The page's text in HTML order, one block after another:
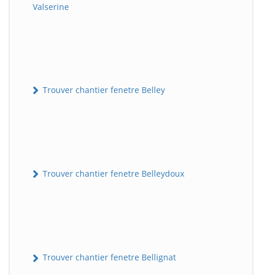
Valserine
Trouver chantier fenetre Belley
Trouver chantier fenetre Belleydoux
Trouver chantier fenetre Bellignat